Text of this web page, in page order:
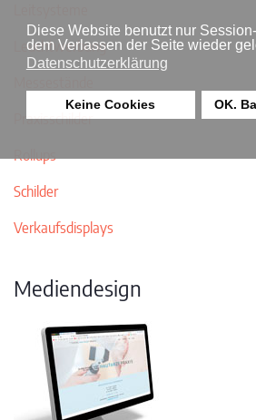
Diese Website benutzt nur
dem Verlassen der Seite wieder
Datenschutzerklärung
Keine Cookies OK.
Leuchtwerbung
Praxisschilder
Rollups
Schilder
Verkaufsdisplays
Mediendesign